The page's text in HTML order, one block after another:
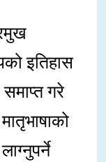
इतिहास
समाप्त गरे